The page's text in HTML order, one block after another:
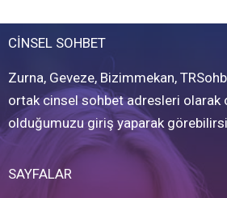
CİNSEL SOHBET
Zurna, Geveze, Bizimmekan,
ortak cinsel sohbet adresleri olarak
olduğumuzu giriş yaparak
SAYFALAR